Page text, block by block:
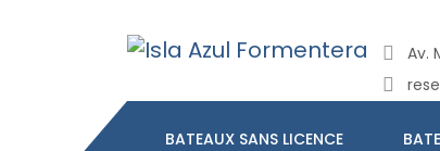
Av.
BATEAUX SANS LICENCE